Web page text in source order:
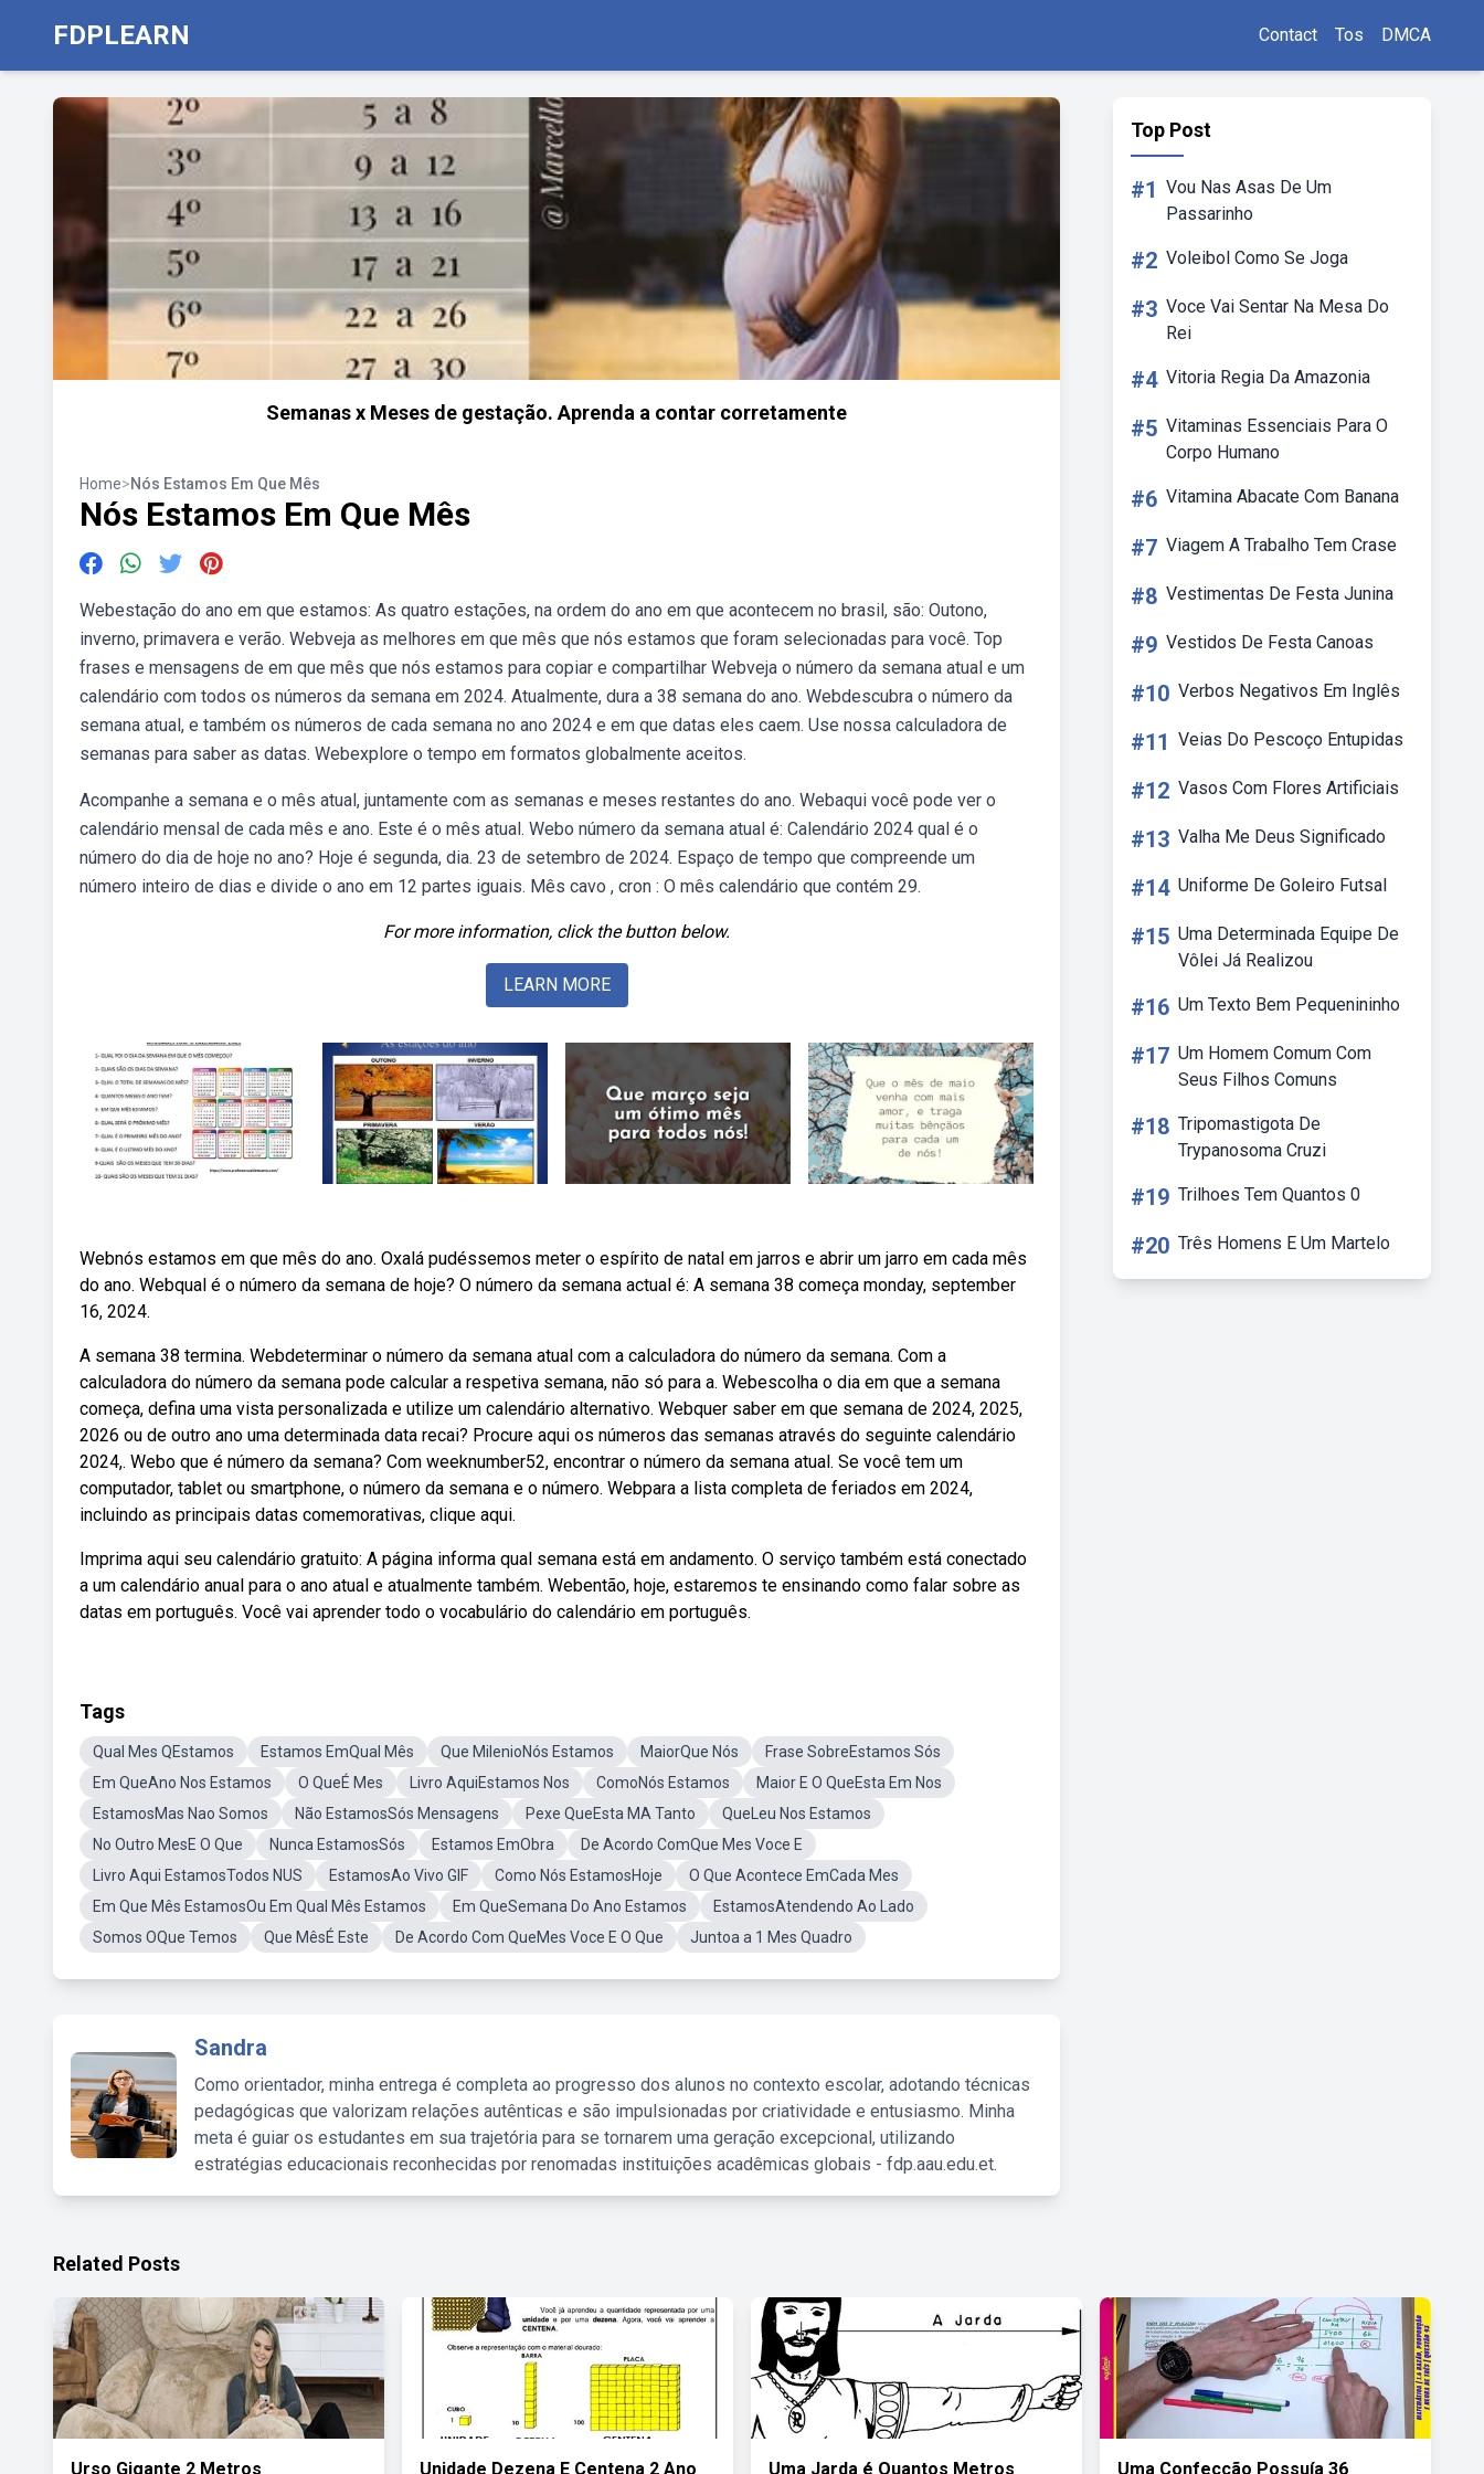
FDPLEARN Contact Tos DMCA
Semanas x Meses de gestação. Aprenda a contar corretamente
Home>Nós Estamos Em Que Mês
Nós Estamos Em Que Mês
Webestação do ano em que estamos: As quatro estações, na ordem do ano em que acontecem no brasil, são: Outono,
inverno, primavera e verão. Webveja as melhores em que mês que nós estamos que foram selecionadas para você. Top
frases e mensagens de em que mês que nós estamos para copiar e compartilhar Webveja o número da semana atual e um
calendário com todos os números da semana em 2024. Atualmente, dura a 38 semana do ano. Webdescubra o número da
semana atual, e também os números de cada semana no ano 2024 e em que datas eles caem. Use nossa calculadora de
semanas para saber as datas. Webexplore o tempo em formatos globalmente aceitos.
Acompanhe a semana e o mês atual, juntamente com as semanas e meses restantes do ano. Webaqui você pode ver o
calendário mensal de cada mês e ano. Este é o mês atual. Webo número da semana atual é: Calendário 2024 qual é o
número do dia de hoje no ano? Hoje é segunda, dia. 23 de setembro de 2024. Espaço de tempo que compreende um
número inteiro de dias e divide o ano em 12 partes iguais. Mês cavo , cron : O mês calendário que contém 29.
For more information, click the button below.
LEARN MORE
Webnós estamos em que mês do ano. Oxalá pudéssemos meter o espírito de natal em jarros e abrir um jarro em cada mês
do ano. Webqual é o número da semana de hoje? O número da semana actual é: A semana 38 começa monday, september
16, 2024.
A semana 38 termina. Webdeterminar o número da semana atual com a calculadora do número da semana. Com a
calculadora do número da semana pode calcular a respetiva semana, não só para a. Webescolha o dia em que a semana
começa, defina uma vista personalizada e utilize um calendário alternativo. Webquer saber em que semana de 2024, 2025,
2026 ou de outro ano uma determinada data recai? Procure aqui os números das semanas através do seguinte calendário
2024,. Webo que é número da semana? Com weeknumber52, encontrar o número da semana atual. Se você tem um
computador, tablet ou smartphone, o número da semana e o número. Webpara a lista completa de feriados em 2024,
incluindo as principais datas comemorativas, clique aqui.
Imprima aqui seu calendário gratuito: A página informa qual semana está em andamento. O serviço também está conectado
a um calendário anual para o ano atual e atualmente também. Webentão, hoje, estaremos te ensinando como falar sobre as
datas em português. Você vai aprender todo o vocabulário do calendário em português.
Tags
Qual Mes QEstamos Estamos EmQual Mês Que MilenioNós Estamos MaiorQue Nós
Frase SobreEstamos Sós
Em QueAno Nos Estamos
O QueÉ Mes Livro AquiEstamos Nos ComoNós Estamos
Maior E O QueEsta Em Nos
EstamosMas Nao Somos
Não EstamosSós Mensagens Pexe QueEsta MA Tanto
QueLeu Nos Estamos
No Outro MesE O Que
Nunca EstamosSós Estamos EmObra
De Acordo ComQue Mes Voce E
Livro Aqui EstamosTodos NUS
EstamosAo Vivo GIF Como Nós EstamosHoje
O Que Acontece EmCada Mes
Em Que Mês EstamosOu Em Qual Mês Estamos
Em QueSemana Do Ano Estamos
EstamosAtendendo Ao Lado
Somos OQue Temos
Que MêsÉ Este De Acordo Com QueMes Voce E O Que Juntoa a 1 Mes Quadro
Sandra
Como orientador, minha entrega é completa ao progresso dos alunos no contexto escolar, adotando técnicas
pedagógicas que valorizam relações autênticas e são impulsionadas por criatividade e entusiasmo. Minha
meta é guiar os estudantes em sua trajetória para se tornarem uma geração excepcional, utilizando
estratégias educacionais reconhecidas por renomadas instituições acadêmicas globais - fdp.aau.edu.et.
Top Post
#1 Vou Nas Asas De Um
Passarinho
#2 Voleibol Como Se Joga
#3 Voce Vai Sentar Na Mesa Do
Rei
#4 Vitoria Regia Da Amazonia
#5 Vitaminas Essenciais Para O
Corpo Humano
#6 Vitamina Abacate Com Banana
#7 Viagem A Trabalho Tem Crase
#8 Vestimentas De Festa Junina
#9 Vestidos De Festa Canoas
#10 Verbos Negativos Em Inglês
#11 Veias Do Pescoço Entupidas
#12 Vasos Com Flores Artificiais
#13 Valha Me Deus Significado
#14 Uniforme De Goleiro Futsal
#15 Uma Determinada Equipe De
Vôlei Já Realizou
#16 Um Texto Bem Pequenininho
#17 Um Homem Comum Com
Seus Filhos Comuns
#18 Tripomastigota De
Trypanosoma Cruzi
#19 Trilhoes Tem Quantos 0
#20 Três Homens E Um Martelo
Related Posts
Urso Gigante 2 Metros Unidade Dezena E Centena 2 Ano Uma Jarda é Quantos Metros Uma Confecção Possuía 36